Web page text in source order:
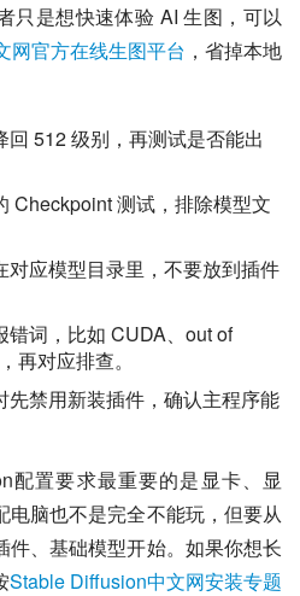
只是想快速体验 AI 生图，可以
网官方在线生图平台 ，省掉本地
512 级别，再测试是否能出
Checkpoint 测试，排除模型文
对应模型目录里，不要放到插件
错词，比如 CUDA、out of
再对应排查。
先禁用新装插件，确认主程序能
配置要求最重要的是显卡、显
电脑也不是完全不能玩，但要从
件、基础模型开始。如果你想长
Stable Diffusion中文网安装专题